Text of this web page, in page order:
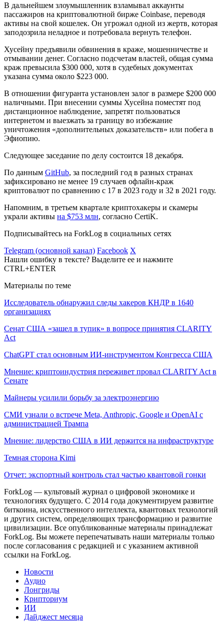
В дальнейшем злоумышленник взламывал аккаунты
пассажиров на криптовалютной бирже Coinbase, переводя
активы на свой кошелек. Он угрожал одной из жертв, которая
заподозрила неладное и потребовала вернуть телефон.
Хусейну предъявили обвинения в краже, мошенничестве и
отмывании денег. Согласно подсчетам властей, общая сумма
краж превысила $300 000, хотя в судебных документах
указана сумма около $223 000.
В отношении фигуранта установлен залог в размере $200 000
наличными. При внесении суммы Хусейна поместят под
дистанционное наблюдение, запретят пользоваться
интернетом и выезжать за границу во избежание
уничтожения «дополнительных доказательств» или побега в
Эфиопию.
Следующее заседание по делу состоится 18 декабря.
По данным GitHub, за последний год в разных странах
зафиксировано не менее 19 случаев офлайн-краж
криптовалют по сравнению с 17 в 2023 году и 32 в 2021 году.
Напомним, в третьем квартале криптохакеры и скамеры
украли активы на $753 млн, согласно CertiK.
Подписывайтесь на ForkLog в социальных сетях
Telegram (основной канал) Facebook X
Нашли ошибку в тексте? Выделите ее и нажмите
CTRL+ENTER
Материалы по теме
Исследователь обнаружил следы хакеров КНДР в 1640
организациях
Сенат США «зашел в тупик» в вопросе принятия CLARITY
Act
ChatGPT стал основным ИИ-инструментом Конгресса США
Мнение: криптоиндустрия переживет провал CLARITY Act в
Сенате
Майнеры усилили борьбу за электроэнергию
СМИ узнали о встрече Meta, Anthropic, Google и OpenAI с
администрацией Трампа
Мнение: лидерство США в ИИ держится на инфраструктуре
Темная сторона Kimi
Отчет: экспортный контроль стал частью квантовой гонки
ForkLog — культовый журнал о цифровой экономике и
технологиях будущего. С 2014 года документируем развитие
биткоина, искусственного интеллекта, квантовых технологий
и других систем, определяющих трансформацию и развитие
цивилизации. Все опубликованные материалы принадлежат
ForkLog. Вы можете перепечатывать наши материалы только
после согласования с редакцией и с указанием активной
ссылки на ForkLog.
Новости
Аудио
Лонгриды
Крипториум
ИИ
Дайджест месяца